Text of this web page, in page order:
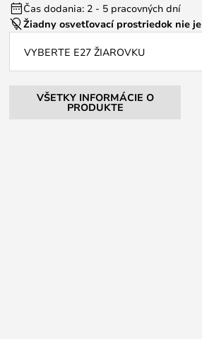
Čas dodania: 2 - 5 pracovných dní
Žiadny osvetľovací prostriedok nie je
VYBERTE E27 ŽIAROVKU
VŠETKY INFORMÁCIE O
PRODUKTE